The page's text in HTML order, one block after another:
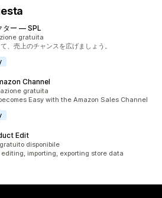
ター — SPL
gratuita
、売上のチャンスを広げましょう。
Channel
gratuita
Easy with the Amazon Sales Channel
Edit
disponibile
importing, exporting store data